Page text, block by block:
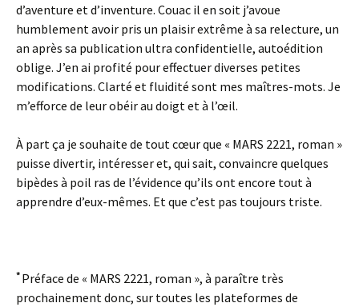
d’aventure et d’inventure. Couac il en soit j’avoue
humblement avoir pris un plaisir extrême à sa relecture, un
an après sa publication ultra confidentielle, autoédition
oblige. J’en ai profité pour effectuer diverses petites
modifications. Clarté et fluidité sont mes maîtres-mots. Je
m’efforce de leur obéir au doigt et à l’œil.
À part ça je souhaite de tout cœur que « MARS 2221, roman »
puisse divertir, intéresser et, qui sait, convaincre quelques
bipèdes à poil ras de l’évidence qu’ils ont encore tout à
apprendre d’eux-mêmes. Et que c’est pas toujours triste.
* Préface de « MARS 2221, roman », à paraître très
prochainement donc, sur toutes les plateformes de